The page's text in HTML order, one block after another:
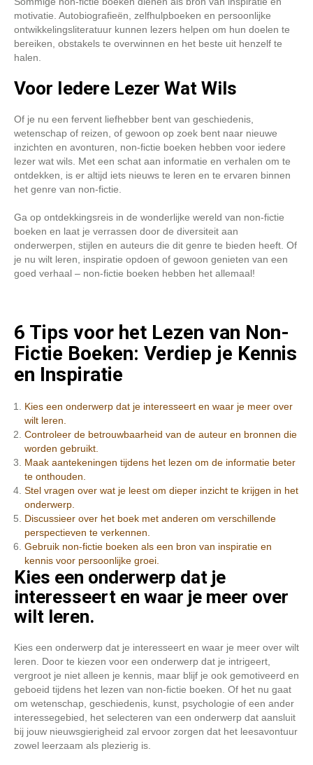
motivatie. Autobiografieën, zelfhulpboeken en persoonlijke
ontwikkelingsliteratuur kunnen lezers helpen om hun doelen te
bereiken, obstakels te overwinnen en het beste uit henzelf te
halen.
Voor Iedere Lezer Wat Wils
Of je nu een fervent liefhebber bent van geschiedenis,
wetenschap of reizen, of gewoon op zoek bent naar nieuwe
inzichten en avonturen, non-fictie boeken hebben voor iedere
lezer wat wils. Met een schat aan informatie en verhalen om te
ontdekken, is er altijd iets nieuws te leren en te ervaren binnen
het genre van non-fictie.
Ga op ontdekkingsreis in de wonderlijke wereld van non-fictie
boeken en laat je verrassen door de diversiteit aan
onderwerpen, stijlen en auteurs die dit genre te bieden heeft. Of
je nu wilt leren, inspiratie opdoen of gewoon genieten van een
goed verhaal – non-fictie boeken hebben het allemaal!
6 Tips voor het Lezen van Non-
Fictie Boeken: Verdiep je Kennis
en Inspiratie
Kies een onderwerp dat je interesseert en waar je meer over
wilt leren.
Controleer de betrouwbaarheid van de auteur en bronnen die
worden gebruikt.
Maak aantekeningen tijdens het lezen om de informatie beter
te onthouden.
Stel vragen over wat je leest om dieper inzicht te krijgen in het
onderwerp.
Discussieer over het boek met anderen om verschillende
perspectieven te verkennen.
Gebruik non-fictie boeken als een bron van inspiratie en
kennis voor persoonlijke groei.
Kies een onderwerp dat je
interesseert en waar je meer over
wilt leren.
Kies een onderwerp dat je interesseert en waar je meer over wilt
leren. Door te kiezen voor een onderwerp dat je intrigeert,
vergroot je niet alleen je kennis, maar blijf je ook gemotiveerd en
geboeid tijdens het lezen van non-fictie boeken. Of het nu gaat
om wetenschap, geschiedenis, kunst, psychologie of een ander
interessegebied, het selecteren van een onderwerp dat aansluit
bij jouw nieuwsgierigheid zal ervoor zorgen dat het leesavontuur
zowel leerzaam als plezierig is.